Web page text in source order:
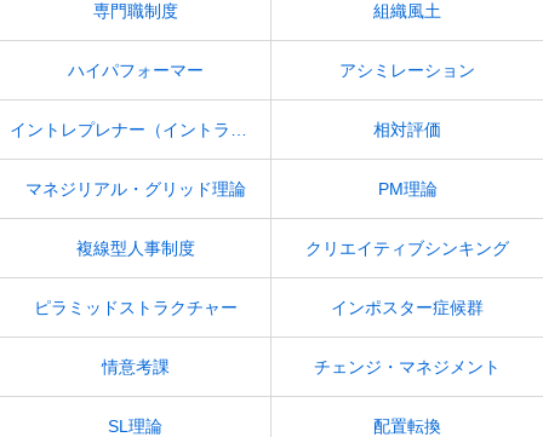
専門職制度 組織風土
ハイパフォーマー アシミレーション
相対評価
マネジリアル・グリッド理論 PM理論
複線型人事制度 クリエイティブシンキング
ピラミッドストラクチャー インポスター症候群
情意考課 チェンジ・マネジメント
SL理論 配置転換